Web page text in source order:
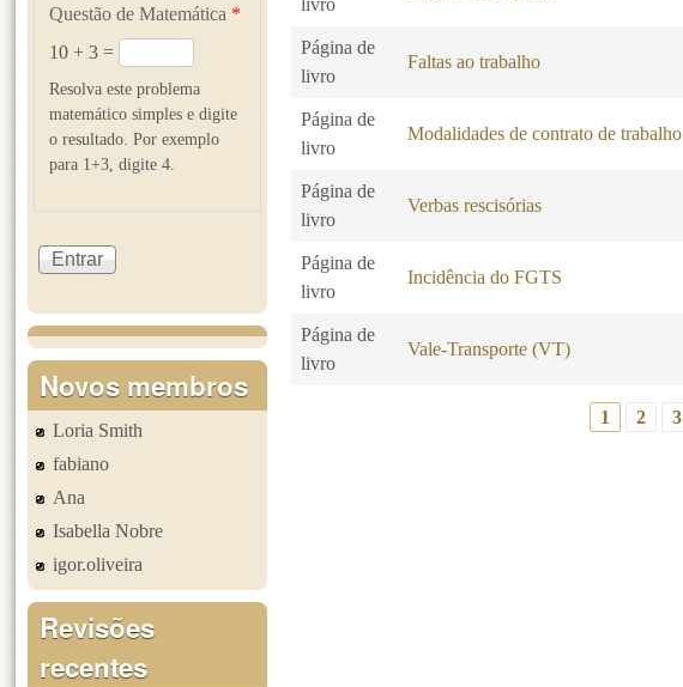
livro
Página de
livro
Faltas ao trabalho
Página de
livro
Modalidades de contrato de trabalho
Página de
livro
Verbas rescisórias
Página de
livro
Incidência do FGTS
Página de
livro
Vale-Transporte (VT)
1 2 3
Questão de Matemática *
10 + 3 =
Resolva este problema
matemático simples e digite
o resultado. Por exemplo
para 1+3, digite 4.
Novos membros
Loria Smith
fabiano
Ana
Isabella Nobre
igor.oliveira
Revisões
recentes